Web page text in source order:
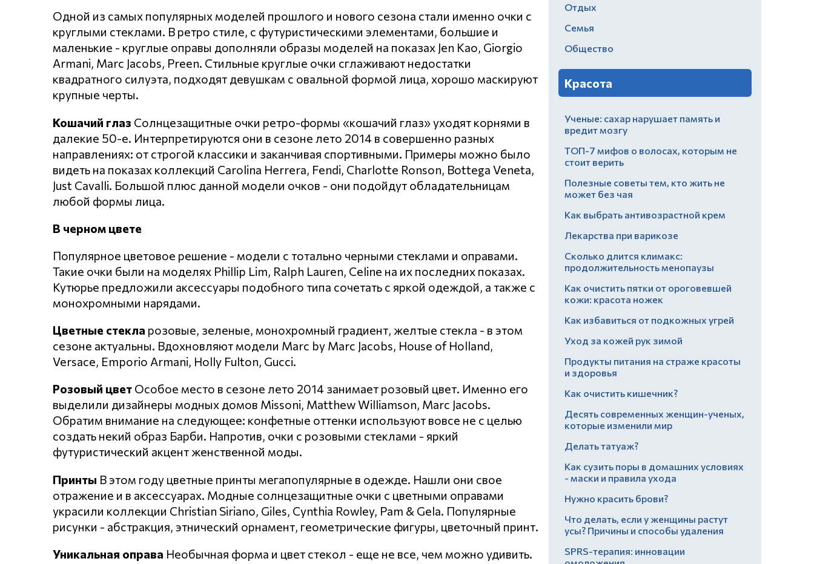
Одной из самых популярных моделей прошлого и нового сезона стали именно очки с
круглыми стеклами. В ретро стиле, с футуристическими элементами, большие и
маленькие - круглые оправы дополняли образы моделей на показах Jen Kao, Giorgio
Armani, Marc Jacobs, Preen. Стильные круглые очки сглаживают недостатки
квадратного силуэта, подходят девушкам с овальной формой лица, хорошо маскируют
крупные черты.
Кошачий глаз Солнцезащитные очки ретро-формы «кошачий глаз» уходят корнями в
далекие 50-е. Интерпретируются они в сезоне лето 2014 в совершенно разных
направлениях: от строгой классики и заканчивая спортивными. Примеры можно было
видеть на показах коллекций Carolina Herrera, Fendi, Charlotte Ronson, Bottega Veneta,
Just Cavalli. Большой плюс данной модели очков - они подойдут обладательницам
любой формы лица.
В черном цвете
Популярное цветовое решение - модели с тотально черными стеклами и оправами.
Такие очки были на моделях Phillip Lim, Ralph Lauren, Celine на их последних показах.
Кутюрье предложили аксессуары подобного типа сочетать с яркой одеждой, а также с
монохромными нарядами.
Цветные стекла розовые, зеленые, монохромный градиент, желтые стекла - в этом
сезоне актуальны. Вдохновляют модели Marc by Marc Jacobs, House of Holland,
Versace, Emporio Armani, Holly Fulton, Gucci.
Розовый цвет Особое место в сезоне лето 2014 занимает розовый цвет. Именно его
выделили дизайнеры модных домов Missoni, Matthew Williamson, Marc Jacobs.
Обратим внимание на следующее: конфетные оттенки используют вовсе не с целью
создать некий образ Барби. Напротив, очки с розовыми стеклами - яркий
футуристический акцент женственной моды.
Принты В этом году цветные принты мегапопулярные в одежде. Нашли они свое
отражение и в аксессуарах. Модные солнцезащитные очки с цветными оправами
украсили коллекции Christian Siriano, Giles, Cynthia Rowley, Pam & Gela. Популярные
рисунки - абстракция, этнический орнамент, геометрические фигуры, цветочный принт.
Уникальная оправа Необычная форма и цвет стекол - еще не все, чем можно удивить.
Отдых
Семья
Общество
Красота
Ученые: сахар нарушает память и
вредит мозгу
ТОП-7 мифов о волосах, которым не
стоит верить
Полезные советы тем, кто жить не
может без чая
Как выбрать антивозрастной крем
Лекарства при варикозе
Сколько длится климакс:
продолжительность менопаузы
Как очистить пятки от ороговевшей
кожи: красота ножек
Как избавиться от подкожных угрей
Уход за кожей рук зимой
Продукты питания на страже красоты
и здоровья
Как очистить кишечник?
Десять современных женщин-ученых,
которые изменили мир
Делать татуаж?
Как сузить поры в домашних условиях
- маски и правила ухода
Нужно красить брови?
Что делать, если у женщины растут
усы? Причины и способы удаления
SPRS-терапия: инновации